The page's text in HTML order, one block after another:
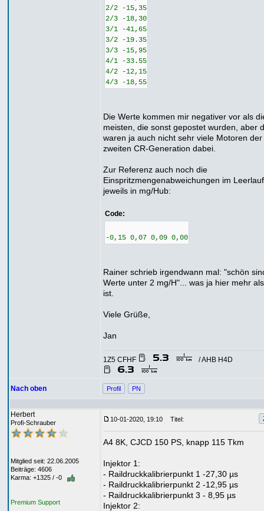
2/2 -15,35
2/3 -18,30
3/1 -41,65
3/2 -19.35
3/3 -15,95
4/1 -33.55
4/2 -12,15
4/3 -18,55
Die Werte kommen mir negativer vor als
meisten, die sonst gepostet wurden, aber
waren ja auch nicht sehr viele Motoren der
zweiten CR-Generation dabei.
Zur Referenz auch noch die
Einspritzmengenabweichungen im
jeweils in mg/Hub:
Code:
-0,15 0,07 0,09 0,00
Rainer schrieb irgendwann mal: "schön
Werte unter 2 mg/H"... was ja hier mehr
ist.
Viele Grüße,
Jan
1Z5 CFHF / AHB H4D
Nach oben Profil PN
Herbert
Profi-Schrauber
Mitglied seit: 22.06.2005
Beiträge: 4606
Karma: +1325 / -0
Premium Support
10-01-2020, 19:10 Titel:
A4 8K, CJCD 150 PS, knapp 115 Tkm
Injektor 1:
- Raildruckkalibrierpunkt 1 -27,30 µs
- Raildruckkalibrierpunkt 2 -12,95 µs
- Raildruckkalibrierpunkt 3 - 8,95 µs
Injektor 2: